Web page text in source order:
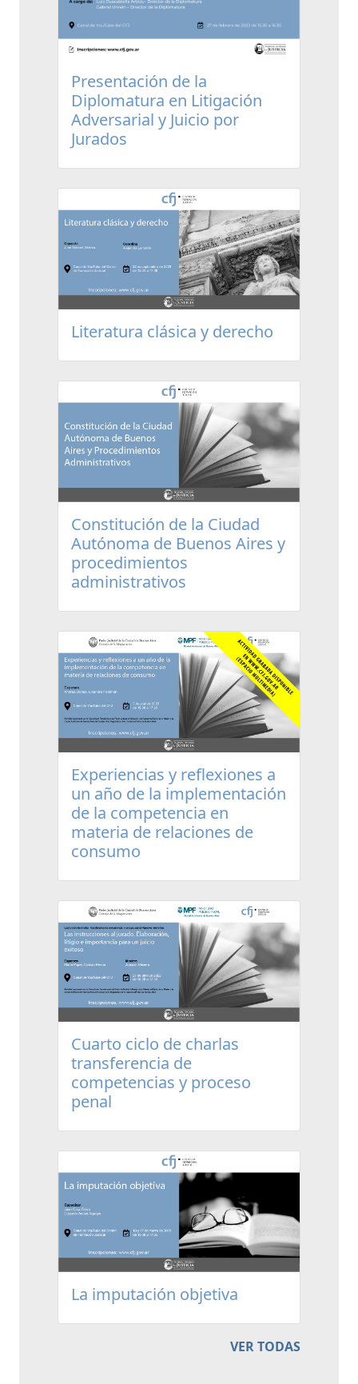
Presentación de la
Diplomatura en Litigación
Adversarial y Juicio por
Jurados
Literatura clásica y derecho
Constitución de la Ciudad
Autónoma de Buenos Aires y
procedimientos
administrativos
Experiencias y reflexiones a
un año de la implementación
de la competencia en
materia de relaciones de
consumo
Cuarto ciclo de charlas
transferencia de
competencias y proceso
penal
La imputación objetiva
VER TODAS